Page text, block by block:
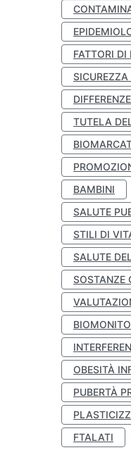
FATTORI DI
TUTELA
BAMBINI
SALUTE
STILI DI
SALUTE
SOSTANZE
OBESITÀ
PUBERTÀ
FTALATI